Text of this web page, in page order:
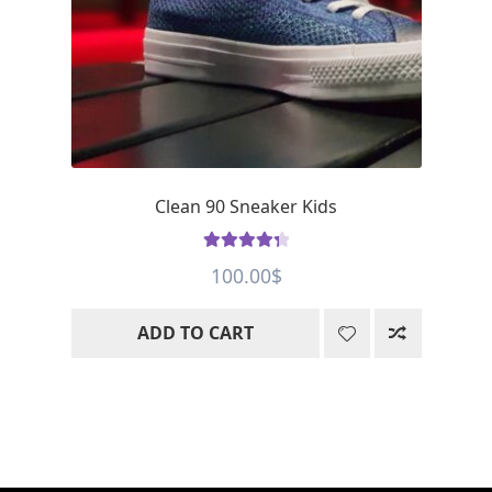
Clean 90 Sneaker Kids
out of 5
100.00$
ADD TO CART